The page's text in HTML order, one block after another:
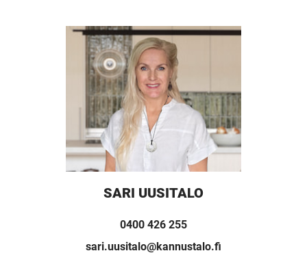
SARI UUSITALO
0400 426 255
sari.uusitalo@kannustalo.fi